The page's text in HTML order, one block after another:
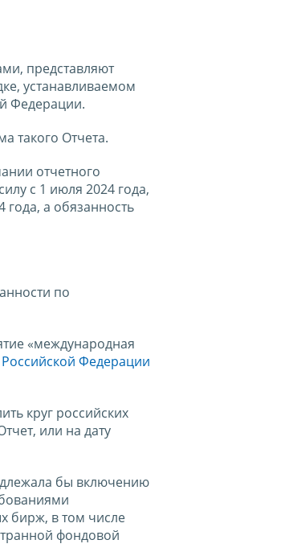
представляют
устанавливаемом
Федерации.
такого Отчета.
отчетного
с 1 июля 2024 года,
года, а обязанность
по
«международная
Российской Федерации
круг российских
или на дату
бы включению
бирж, в том числе
фондовой